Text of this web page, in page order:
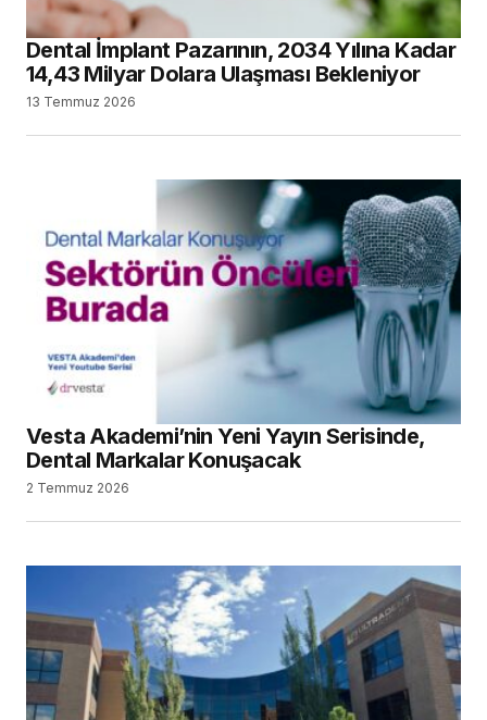
Dental İmplant Pazarının, 2034 Yılına Kadar
14,43 Milyar Dolara Ulaşması Bekleniyor
13 Temmuz 2026
Vesta Akademi’nin Yeni Yayın Serisinde,
Dental Markalar Konuşacak
2 Temmuz 2026